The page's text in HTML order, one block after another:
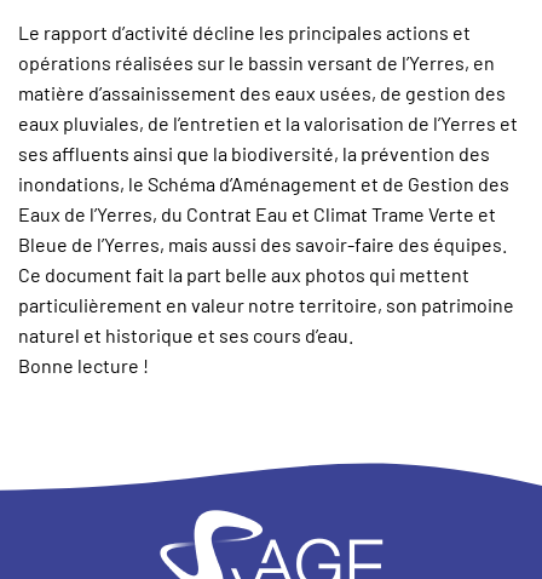
Le rapport d’activité décline les principales actions et
opérations réalisées sur le bassin versant de l’Yerres, en
matière d’assainissement des eaux usées, de gestion des
eaux pluviales, de l’entretien et la valorisation de l’Yerres et
ses affluents ainsi que la biodiversité, la prévention des
inondations, le Schéma d’Aménagement et de Gestion des
Eaux de l’Yerres, du Contrat Eau et Climat Trame Verte et
Bleue de l’Yerres, mais aussi des savoir-faire des équipes.
Ce document fait la part belle aux photos qui mettent
particulièrement en valeur notre territoire, son patrimoine
naturel et historique et ses cours d’eau.
Bonne lecture !